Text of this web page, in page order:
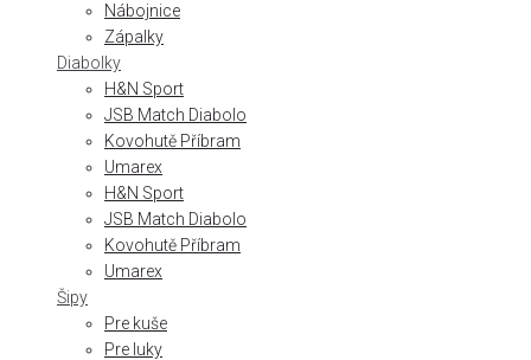
Nábojnice
Zápalky
Diabolky
H&N Sport
JSB Match Diabolo
Kovohutě Příbram
Umarex
H&N Sport
JSB Match Diabolo
Kovohutě Příbram
Umarex
Šipy
Pre kuše
Pre luky